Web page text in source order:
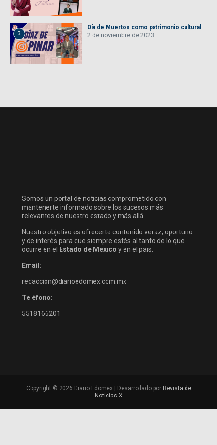
3
Día de Muertos como patrimonio cultural
2 de noviembre de 2023
Somos un portal de noticias comprometido con
mantenerte informado sobre los sucesos más
relevantes de nuestro estado y más allá.
Nuestro objetivo es ofrecerte contenido veraz, oportuno
y de interés para que siempre estés al tanto de lo que
ocurre en el
Estado de México y en el país.
Email:
redaccion@diarioedomex.com.mx
Teléfono:
5518166201
Copyright © 2026 Diario Edomex | Desarrollado por Revista de
Noticias X